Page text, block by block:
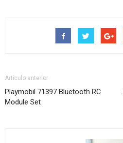
Artículo anterior
Playmobil 71397 Bluetooth RC
Module Set